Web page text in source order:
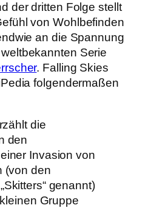
der dritten Folge stellt
von Wohlbefinden
an die Spannung
Serie
. Falling Skies
folgendermaßen
die
den
Invasion von
(von den
genannt)
Gruppe